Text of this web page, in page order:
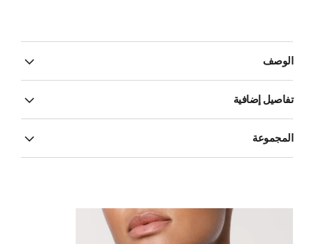
الوصف
تفاصيل إضافية
المجموعة